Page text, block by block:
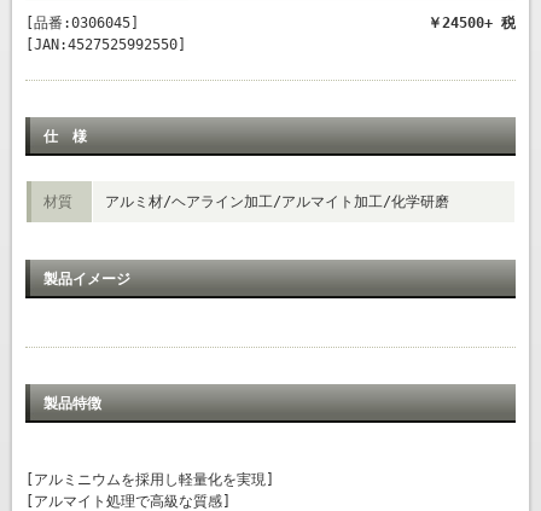
[品番:0306045]
￥24500+ 税
[JAN:4527525992550]
仕 様
材質 アルミ材/ヘアライン加工/アルマイト加工/化学研磨
製品イメージ
製品特徴
[アルミニウムを採用し軽量化を実現]
[アルマイト処理で高級な質感]